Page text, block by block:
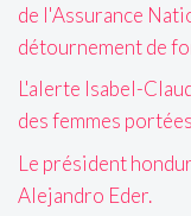
de l'Assurance
détournement de
L'alerte Isabel-
des femmes
Le président
Alejandro Eder.